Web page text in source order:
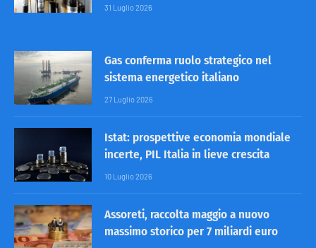
31 Luglio 2026
Gas conferma ruolo strategico nel
sistema energetico italiano
27 Luglio 2026
Istat: prospettive economia mondiale
incerte, PIL Italia in lieve crescita
10 Luglio 2026
Assoreti, raccolta maggio a nuovo
massimo storico per 7 miliardi euro